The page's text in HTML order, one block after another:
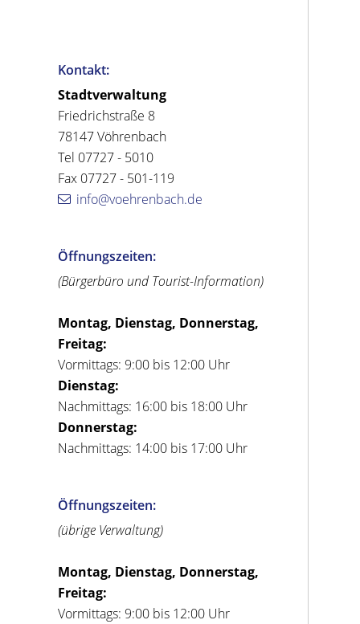
Kontakt:
Stadtverwaltung
Friedrichstraße 8
78147 Vöhrenbach
Tel 07727 - 5010
Fax 07727 - 501-119
info@voehrenbach.de
Öffnungszeiten:
(Bürgerbüro und Tourist-Information)
Montag, Dienstag, Donnerstag,
Freitag:
Vormittags: 9:00 bis 12:00 Uhr
Dienstag:
Nachmittags: 16:00 bis 18:00 Uhr
Donnerstag:
Nachmittags: 14:00 bis 17:00 Uhr
Öffnungszeiten:
(übrige Verwaltung)
Montag, Dienstag, Donnerstag,
Freitag:
Vormittags: 9:00 bis 12:00 Uhr